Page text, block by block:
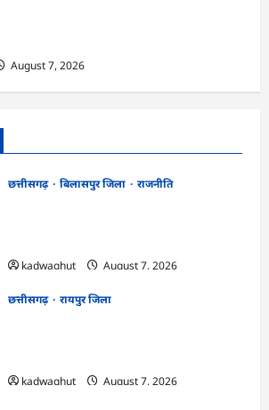
August 7, 2026
छत्तीसगढ़ बिलासपुर जिला
राजनीति
kadwaghut
August 7, 2026
छत्तीसगढ़
रायपुर जिला
kadwaghut
August 7, 2026